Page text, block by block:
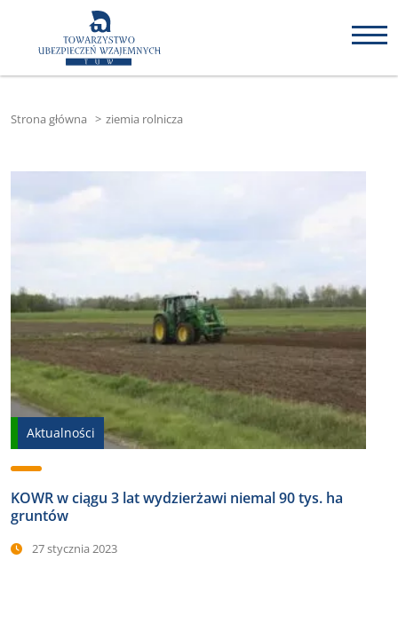
Strona główna > ziemia rolnicza
Aktualności
KOWR w ciągu 3 lat wydzierżawi niemal 90 tys. ha
gruntów
27 stycznia 2023